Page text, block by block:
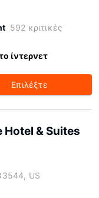
592 κριτικές
ίντερνετ
Επιλέξτε
Hotel & Suites
US